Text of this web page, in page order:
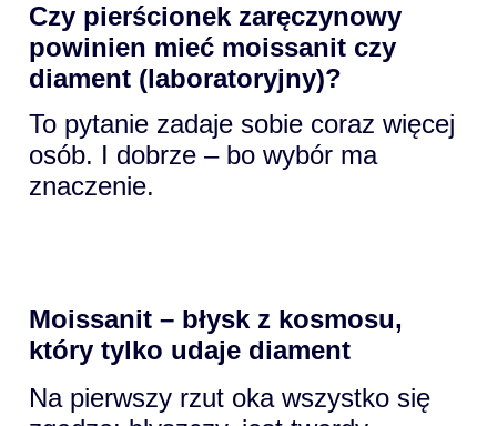
Czy pierścionek zaręczynowy
powinien mieć moissanit czy
diament (laboratoryjny)?
To pytanie zadaje sobie coraz więcej
osób. I dobrze – bo wybór ma
znaczenie.
Moissanit – błysk z kosmosu,
który tylko udaje diament
Na pierwszy rzut oka wszystko się